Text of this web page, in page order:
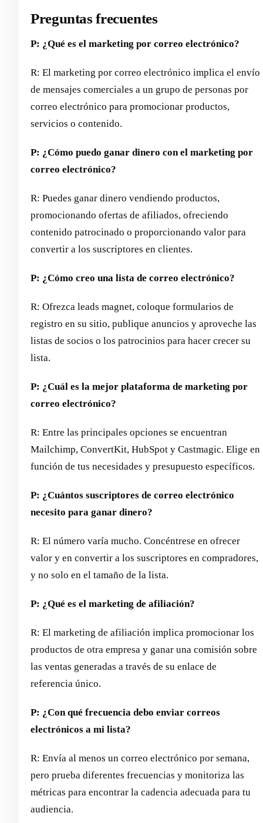
Preguntas frecuentes
P: ¿Qué es el marketing por correo electrónico?
R: El marketing por correo electrónico implica el envío
de mensajes comerciales a un grupo de personas por
correo electrónico para promocionar productos,
servicios o contenido.
P: ¿Cómo puedo ganar dinero con el marketing por
correo electrónico?
R: Puedes ganar dinero vendiendo productos,
promocionando ofertas de afiliados, ofreciendo
contenido patrocinado o proporcionando valor para
convertir a los suscriptores en clientes.
P: ¿Cómo creo una lista de correo electrónico?
R: Ofrezca leads magnet, coloque formularios de
registro en su sitio, publique anuncios y aproveche las
listas de socios o los patrocinios para hacer crecer su
lista.
P: ¿Cuál es la mejor plataforma de marketing por
correo electrónico?
R: Entre las principales opciones se encuentran
Mailchimp, ConvertKit, HubSpot y Castmagic. Elige en
función de tus necesidades y presupuesto específicos.
P: ¿Cuántos suscriptores de correo electrónico
necesito para ganar dinero?
R: El número varía mucho. Concéntrese en ofrecer
valor y en convertir a los suscriptores en compradores,
y no solo en el tamaño de la lista.
P: ¿Qué es el marketing de afiliación?
R: El marketing de afiliación implica promocionar los
productos de otra empresa y ganar una comisión sobre
las ventas generadas a través de su enlace de
referencia único.
P: ¿Con qué frecuencia debo enviar correos
electrónicos a mi lista?
R: Envía al menos un correo electrónico por semana,
pero prueba diferentes frecuencias y monitoriza las
métricas para encontrar la cadencia adecuada para tu
audiencia.